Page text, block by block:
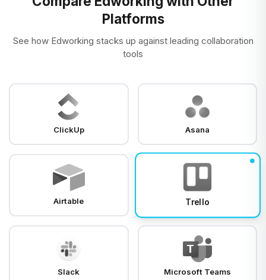
Platforms
See how Edworking stacks up against leading collaboration
tools
ClickUp Asana
Airtable Trello
Slack Microsoft Teams